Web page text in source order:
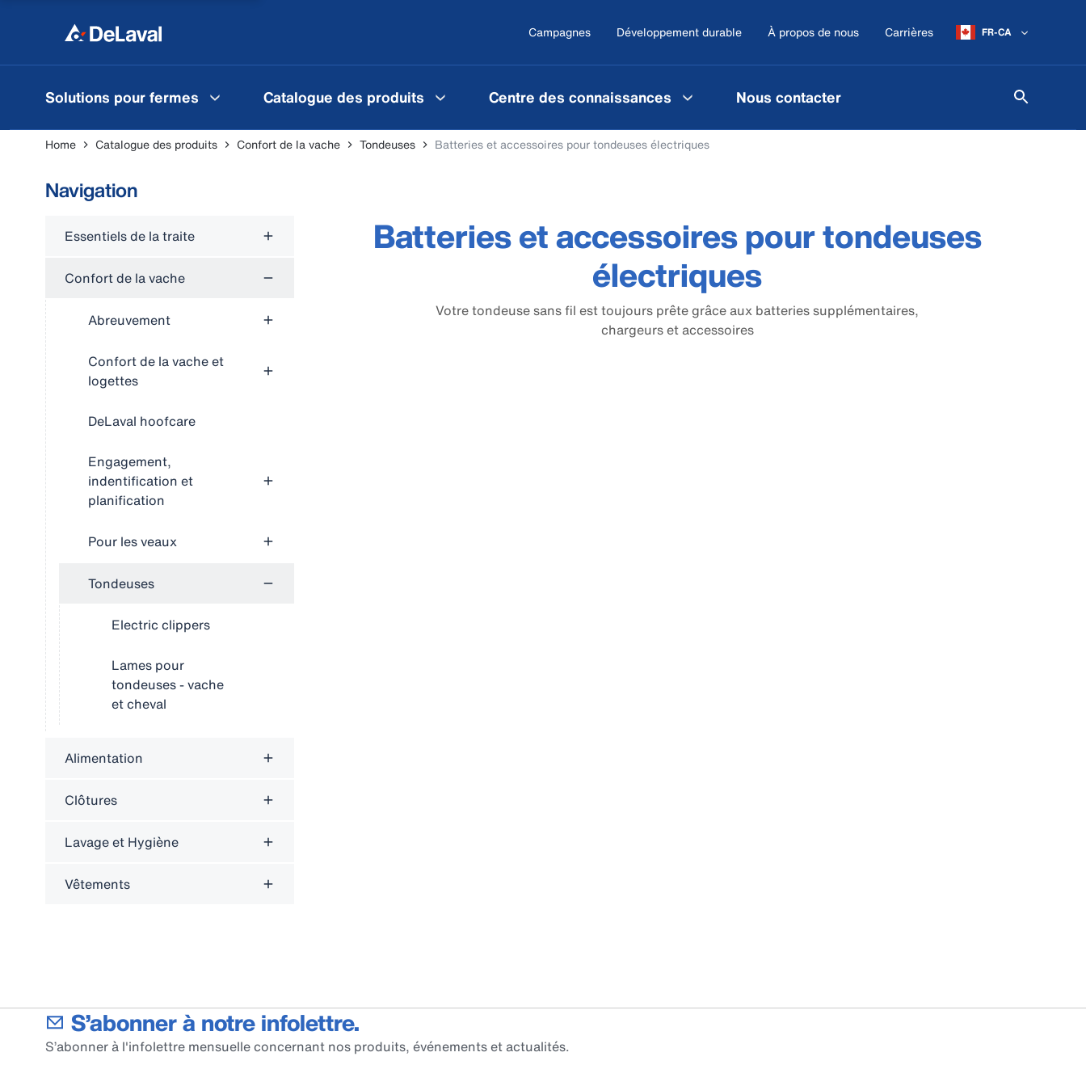
Campagnes Développement durable À propos de nous Carrières FR-CA
Solutions pour fermes Catalogue des produits Centre des connaissances Nous contacter
Home Catalogue des produits Confort de la vache Tondeuses Batteries et accessoires pour tondeuses électriques
Navigation
Essentiels de la traite
Confort de la vache
Abreuvement
Confort de la vache et
logettes
DeLaval hoofcare
Engagement,
indentification et
planification
Pour les veaux
Tondeuses
Electric clippers
Lames pour
tondeuses - vache
et cheval
Alimentation
Clôtures
Lavage et Hygiène
Vêtements
Batteries et accessoires pour tondeuses
électriques
Votre tondeuse sans fil est toujours prête grâce aux batteries supplémentaires,
chargeurs et accessoires
S’abonner à notre infolettre.
S’abonner à l'infolettre mensuelle concernant nos produits, événements et actualités.